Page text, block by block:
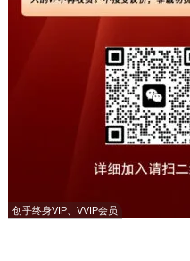
创乎终身VIP、VVIP会员